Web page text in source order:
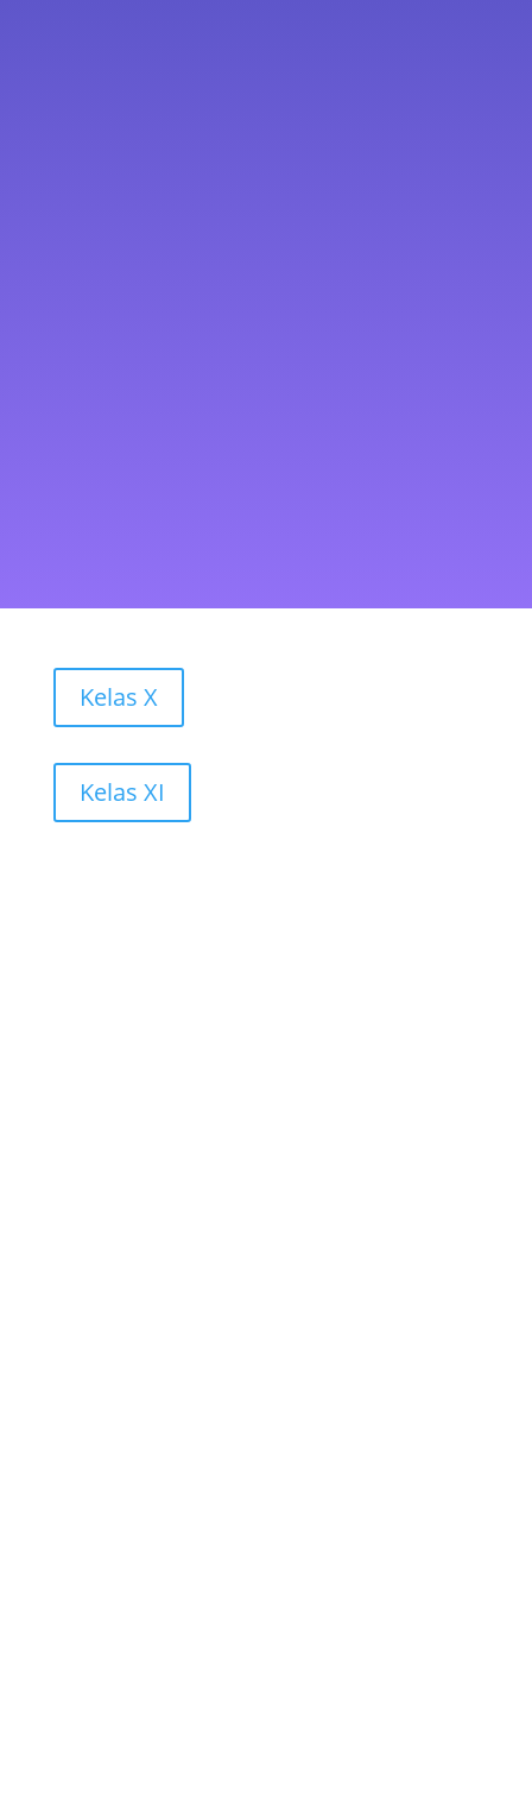
Kelas X
Kelas XI